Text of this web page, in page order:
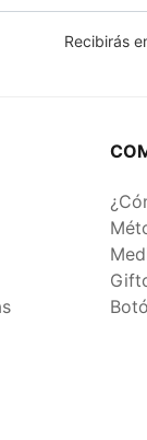
Recibirás